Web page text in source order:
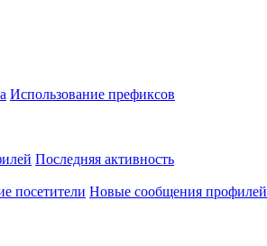
Использование префиксов
Последняя активность
посетители Новые сообщения профилей